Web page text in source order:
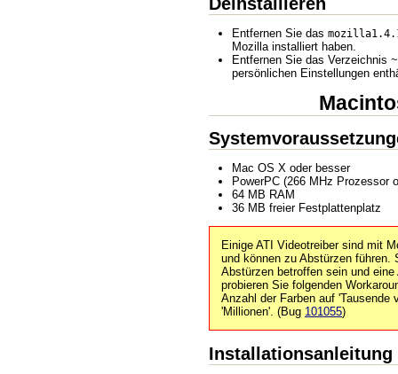
Entfernen Sie das
Mozilla installiert haben.
Entfernen Sie das Verzeichnis
persönlichen Einstellungen
Mac OS X oder besser
PowerPC (266 MHz Prozessor
64 MB RAM
36 MB freier Festplattenplatz
Einige ATI Videotreiber sind mit
und können zu Abstürzen führen.
Abstürzen betroffen sein und
probieren Sie folgenden
Anzahl der Farben auf 'Tausende
'Millionen'. (Bug 101055)
Installationsanleitung